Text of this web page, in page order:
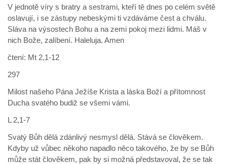
V jednotě víry s bratry a sestrami, kteří tě dnes po celém světě
oslavují, i se zástupy nebeskými ti vzdáváme čest a chválu.
Sláva na výsostech Bohu a na zemi pokoj mezi lidmi. Máš v
nich Bože, zalíbení. Haleluja. Amen
čtení: Mt 2,1-12
297
Milost našeho Pána Ježíše Krista a láska Boží a přítomnost
Ducha svatého budiž se všemi vámi.
L 2,1-7
Svatý Bůh dělá zdánlivý nesmysl dělá. Stává se člověkem.
Kdyby už vůbec někoho napadlo něco takového, že by se Bůh
může stát člověkem, pak by si možná představoval, že se tak